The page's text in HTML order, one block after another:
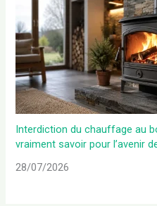
Interdiction du chauffage au
vraiment savoir pour l’avenir
28/07/2026